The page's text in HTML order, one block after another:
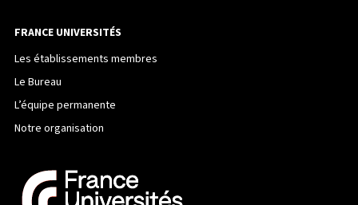
FRANCE UNIVERSITÉS
Les établissements membres
Le Bureau
L’équipe permanente
Notre organisation